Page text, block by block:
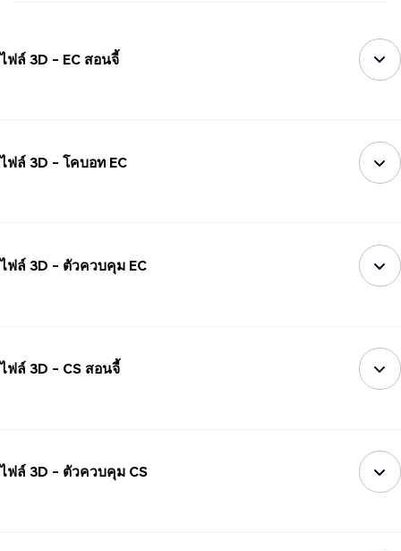
ไฟล์ 3D - EC สอนจี้
ไฟล์ 3D - โคบอท EC
ไฟล์ 3D - ตัวควบคุม EC
ไฟล์ 3D - CS สอนจี้
ไฟล์ 3D - ตัวควบคุม CS